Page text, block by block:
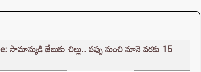
జేబుకు చిల్లు.. పప్పు నుంచి నూనె వరకు 15